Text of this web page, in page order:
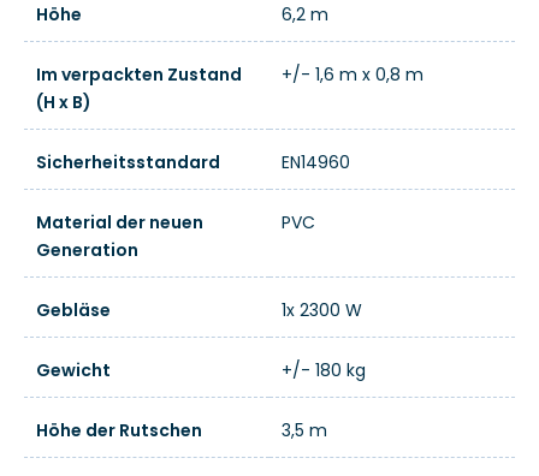
Höhe 6,2 m
Im verpackten Zustand
(H x B)
+/- 1,6 m x 0,8 m
Sicherheitsstandard EN14960
Material der neuen
Generation
PVC
Gebläse 1x 2300 W
Gewicht +/- 180 kg
Höhe der Rutschen 3,5 m